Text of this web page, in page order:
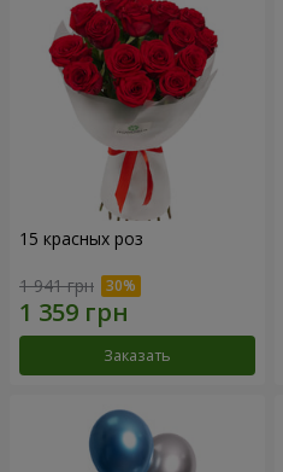
15 красных роз
1 941 грн
Заказать